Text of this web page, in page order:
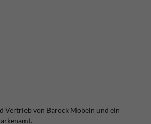
Vertrieb von Barock Möbeln und ein